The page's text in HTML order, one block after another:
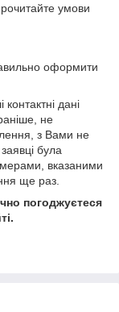
умови
оформити
дані
не
з Вами не
була
вказаними
ще раз.
погоджуєтеся